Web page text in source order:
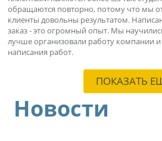
обращаются повторно, потому что мы
клиенты довольны результатом.
заказ - это огромный опыт. Мы
лучше организовали работу компании
написания работ.
ПОКАЗАТЬ
Новости